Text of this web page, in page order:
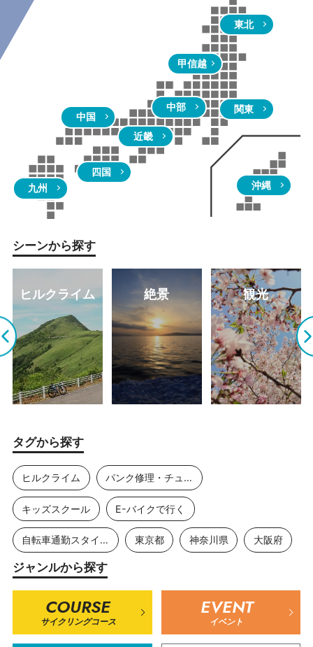
東北
関東
甲信越
中部
近畿
中国
四国
九州
沖縄
シーンから探す
ヒルクライム 絶景 観光
タグから探す
ヒルクライム パンク修理・チューブ交換
キッズスクール E-バイクで行く
自転車通勤スタイル 東京都 神奈川県 大阪府
ジャンルから探す
COURSE
サイクリングコース
EVENT
イベント